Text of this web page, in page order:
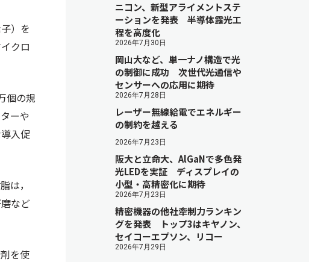
）を
クロ
個の規
ーや
入促
は，
など
を使
ニコン、新型アライメントステ
ーションを発表 半導体露光工
程を高度化
2026年7月30日
岡山大など、単一ナノ構造で光
の制御に成功 次世代光通信や
センサーへの応用に期待
2026年7月28日
レーザー無線給電でエネルギー
の制約を越える
2026年7月23日
阪大と立命大、AlGaNで多色発
光LEDを実証 ディスプレイの
小型・高精密化に期待
2026年7月23日
精密機器の他社牽制力ランキン
グを発表 トップ3はキヤノン、
セイコーエプソン、リコー
2026年7月29日